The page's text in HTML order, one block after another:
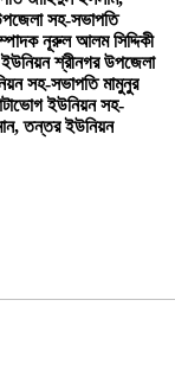
সহ-সভাপতি
নূরুল আলম সিদ্দিকী
শ্রীনগর উপজেলা
সহ-সভাপতি মামুনুর
ইউনিয়ন সহ-
তন্তর ইউনিয়ন